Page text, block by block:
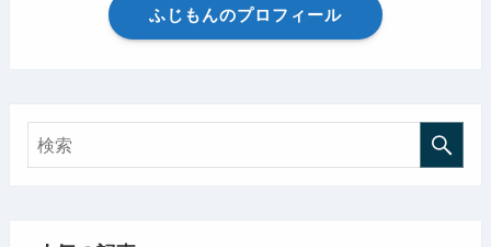
ふじもんのプロフィール